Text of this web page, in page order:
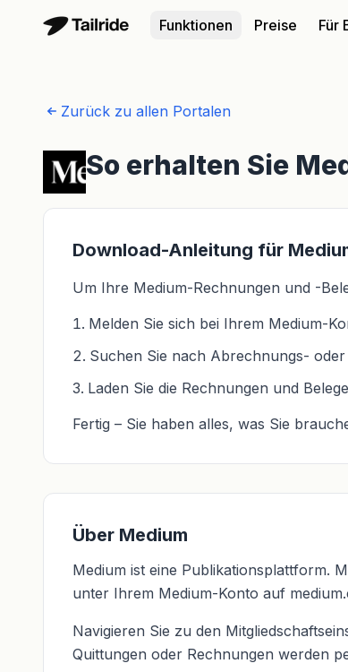
Funktionen Preise Für
Zurück zu allen Portalen
So erhalten Sie
Download-Anleitung für
Um Ihre Medium-Rechnungen und -
Melden Sie sich bei Ihrem Medium-
Suchen Sie nach Abrechnungs-
Laden Sie die Rechnungen und
Fertig – Sie haben alles, was Sie
Über Medium
Medium ist eine Publikationsplattform.
unter Ihrem Medium-Konto auf
Navigieren Sie zu den
Quittungen oder Rechnungen werden